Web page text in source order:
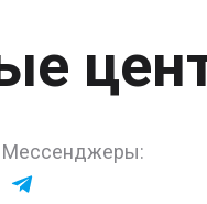
Мессенджеры: